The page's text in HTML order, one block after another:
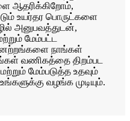
ஆதரிக்கிறோம்,
உயர்தர பொருட்களை
அனுபவத்துடன்,
மேம்பட்ட
நாங்கள்
வணிகத்தை திறம்பட
மேம்படுத்த உதவும்
வழங்க முடியும்.